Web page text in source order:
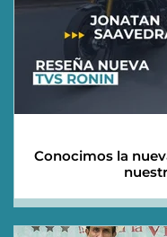
Conocimos la